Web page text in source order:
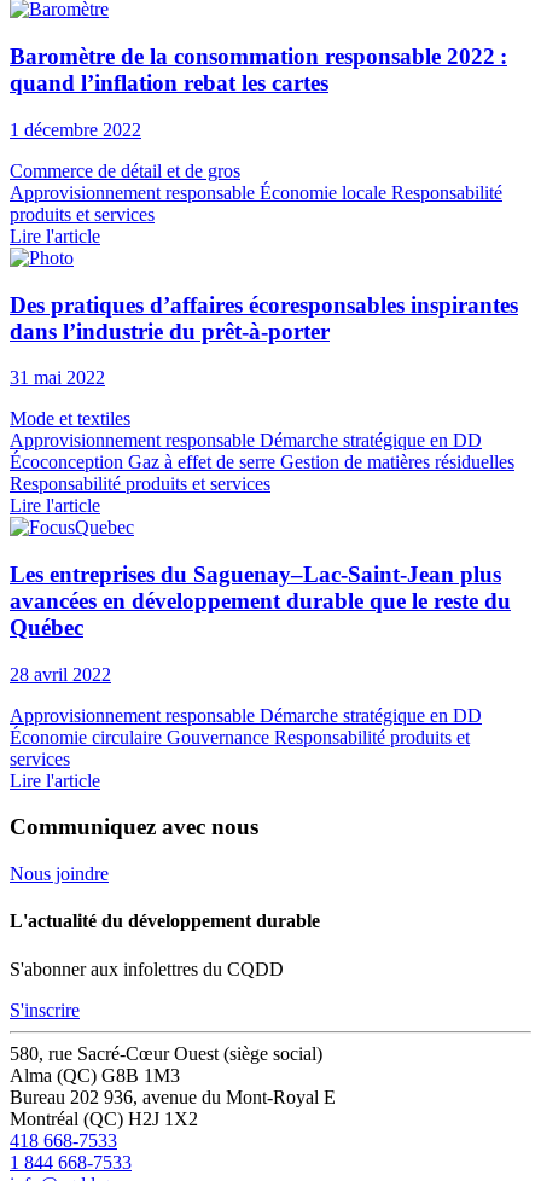
Baromètre de la consommation responsable 2022 :
quand l’inflation rebat les cartes
1 décembre 2022
Commerce de détail et de gros
Approvisionnement responsable Économie locale Responsabilité
produits et services
Lire l'article
Des pratiques d’affaires écoresponsables inspirantes
dans l’industrie du prêt-à-porter
31 mai 2022
Mode et textiles
Approvisionnement responsable Démarche stratégique en DD
Écoconception Gaz à effet de serre Gestion de matières résiduelles
Responsabilité produits et services
Lire l'article
Les entreprises du Saguenay–Lac-Saint-Jean plus
avancées en développement durable que le reste du
Québec
28 avril 2022
Approvisionnement responsable Démarche stratégique en DD
Économie circulaire Gouvernance Responsabilité produits et
services
Lire l'article
Communiquez avec nous
Nous joindre
L'actualité du développement durable
S'abonner aux infolettres du CQDD
S'inscrire
580, rue Sacré-Cœur Ouest (siège social)
Alma (QC) G8B 1M3
Bureau 202 936, avenue du Mont-Royal E
Montréal (QC) H2J 1X2
418 668-7533
1 844 668-7533